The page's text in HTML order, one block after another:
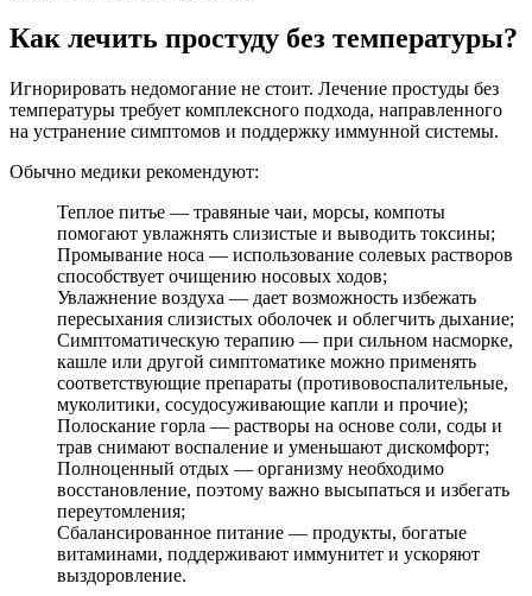
Как лечить простуду без температуры?
Игнорировать недомогание не стоит. Лечение простуды без
температуры требует комплексного подхода, направленного
на устранение симптомов и поддержку иммунной системы.
Обычно медики рекомендуют:
Теплое питье — травяные чаи, морсы, компоты
помогают увлажнять слизистые и выводить токсины;
Промывание носа — использование солевых растворов
способствует очищению носовых ходов;
Увлажнение воздуха — дает возможность избежать
пересыхания слизистых оболочек и облегчить дыхание;
Симптоматическую терапию — при сильном насморке,
кашле или другой симптоматике можно применять
соответствующие препараты (противовоспалительные,
муколитики, сосудосуживающие капли и прочие);
Полоскание горла — растворы на основе соли, соды и
трав снимают воспаление и уменьшают дискомфорт;
Полноценный отдых — организму необходимо
восстановление, поэтому важно высыпаться и избегать
переутомления;
Сбалансированное питание — продукты, богатые
витаминами, поддерживают иммунитет и ускоряют
выздоровление.